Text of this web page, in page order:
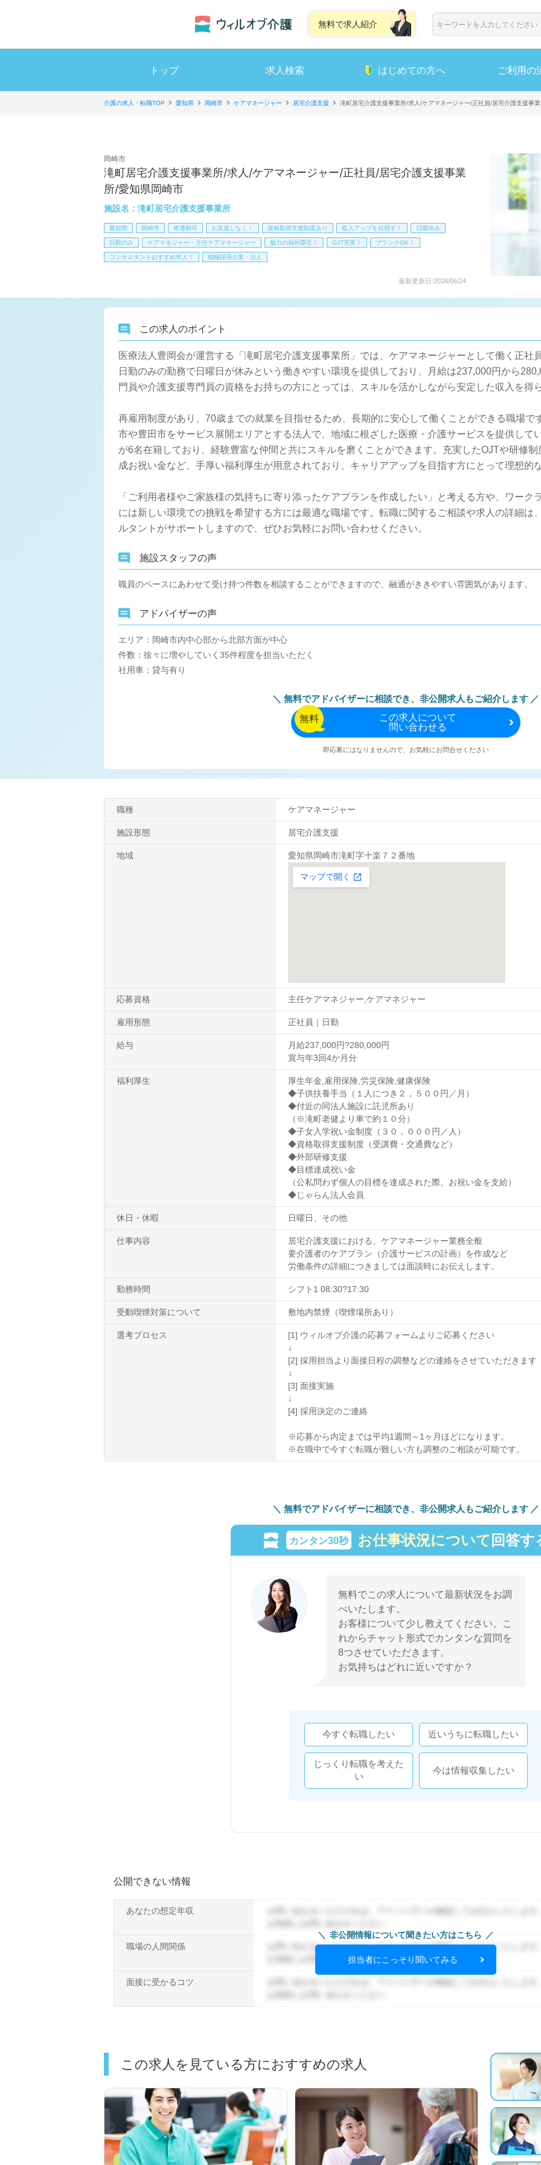
無料で求人紹介
トップ 求人検索 はじめての方へ ご利用の
介護の求人・転職TOP 愛知県 岡崎市 ケアマネージャー 居宅介護支援 滝町居宅介護支援事業所/求人/ケアマネージャー/正社員/居宅介護支援事
滝町居宅介護支援事業所/求人/ケアマネージャー/正社員/居宅介護支援事業
所/愛知県岡崎市
施設名： 滝町居宅介護支援事業所
岡崎市
愛知県 岡崎市 車通勤可 お見逃しなく！ 資格取得支援制度あり 収入アップを目指す！ 日曜休み
日勤のみ ケアマネジャー・主任ケアマネージャー 魅力の福利厚生！ OJT充実！ ブランクOK！
コンサルタントおすすめ求人！ 積極採用企業・法人
最新更新日:2026/06/24
この求人のポイント
医療法人豊岡会が運営する「滝町居宅介護支援事業所」では、ケアマネージャーとして働く正社
日勤のみの勤務で日曜日が休みという働きやすい環境を提供しており、月給は237,000円から
門員や介護支援専門員の資格をお持ちの方にとっては、スキルを活かしながら安定した収入を得
再雇用制度があり、70歳までの就業を目指せるため、長期的に安心して働くことができる職場で
市や豊田市をサービス展開エリアとする法人で、地域に根ざした医療・介護サービスを提供して
が6名在籍しており、経験豊富な仲間と共にスキルを磨くことができます。充実したOJTや研修
成お祝い金など、手厚い福利厚生が用意されており、キャリアアップを目指す方にとって理想的
「ご利用者様やご家族様の気持ちに寄り添ったケアプランを作成したい」と考える方や、ワーク
には新しい環境での挑戦を希望する方には最適な職場です。転職に関するご相談や求人の詳細は
ルタントがサポートしますので、ぜひお気軽にお問い合わせください。
施設スタッフの声
職員のペースにあわせて受け持つ件数を相談することができますので、融通がききやすい雰囲気があります。
アドバイザーの声
エリア：岡崎市内中心部から北部方面が中心
件数：徐々に増やしていく35件程度を担当いただく
社用車：貸与有り
無料でアドバイザーに相談でき、 非公開求人もご紹介します
無料
この求人について
問い合わせる
即応募にはなりませんので、お気軽にお問合せください
職種 ケアマネージャー
施設形態 居宅介護支援
地域 愛知県岡崎市滝町字十楽７２番地
応募資格 主任ケアマネジャー,ケアマネジャー
雇用形態 正社員｜日勤
給与
月給237,000円?280,000円
賞与年3回4か月分
福利厚生
厚生年金,雇用保険,労災保険,健康保険
◆子供扶養手当（１人につき２，５００円／月）
◆付近の同法人施設に託児所あり
（※滝町老健より車で約１０分）
◆子女入学祝い金制度（３０，０００円／人）
◆資格取得支援制度（受講費・交通費など）
◆外部研修支援
◆目標達成祝い金
（公私問わず個人の目標を達成された際、お祝い金を支給）
◆じゃらん法人会員
休日・休暇 日曜日、その他
仕事内容
居宅介護支援における、ケアマネージャー業務全般
要介護者のケアプラン（介護サービスの計画）を作成など
労働条件の詳細につきましては面談時にお伝えします。
勤務時間 シフト1 08:30?17:30
受動喫煙対策について 敷地内禁煙（喫煙場所あり）
選考プロセス
[1] ウィルオブ介護の応募フォームよりご応募ください
↓
[2] 採用担当より面接日程の調整などの連絡をさせていただきます
↓
[3] 面接実施
↓
[4] 採用決定のご連絡
※応募から内定までは平均1週間～1ヶ月ほどになります。
※在職中で今すぐ転職が難しい方も調整のご相談が可能です。
無料でアドバイザーに相談でき、 非公開求人もご紹介します
カンタン30秒 お仕事状況について 回答す
無料でこの求人について最新状況をお調
べいたします。
お客様について少し教えてください。こ
れからチャット形式でカンタンな質問を
8つさせていただきます。
お気持ちはどれに近いですか？
今すぐ転職したい 近いうちに転職したい
じっくり転職を考えた
い
今は情報収集したい
公開できない情報
あなたの想定年収
職場の人間関係
お問い合わせいただければ、アドバイザーが確認してお伝えいたします
お気軽にお問い合わせください。
面接に受かるコツ
非公開情報について聞きたい方はこちら
担当者にこっそり聞いてみる
この求人を見ている方におすすめの求人